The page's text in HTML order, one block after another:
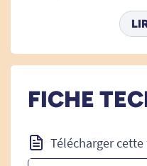
peut être réglé
La possibilité
un réel
morphologie.
votre véhicule. Il
FICHE
Télécharger